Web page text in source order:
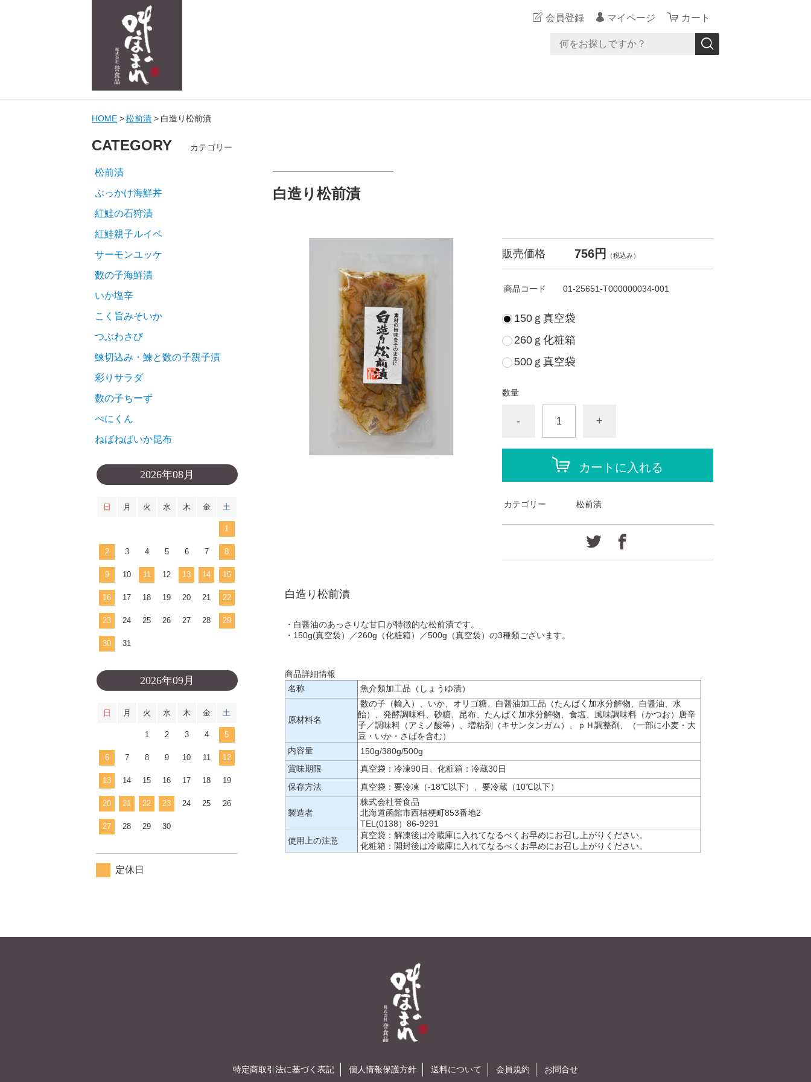
会員登録 マイページ カート
HOME 松前漬 白造り松前漬
白造り松前漬
販売価格 756円 （税込み）
商品コード 01-25651-T000000034-001
150ｇ真空袋
260ｇ化粧箱
500ｇ真空袋
数量
- +
カートに入れる
カテゴリー 松前漬
白造り松前漬
・白醤油のあっさりな甘口が特徴的な松前漬です。
・150g(真空袋）／260g（化粧箱）／500g（真空袋）の3種類ございます。
商品詳細情報
名称
魚介類加工品（しょうゆ漬）
原材料名
数の子（輸入）、いか、オリゴ糖、白醤油加工品（たんぱく加水分解物、白醤油、水
飴）、発酵調味料、砂糖、昆布、たんぱく加水分解物、食塩、風味調味料（かつお）唐辛
子／調味料（アミノ酸等）、増粘剤（キサンタンガム）、ｐＨ調整剤、（一部に小麦・大
豆・いか・さばを含む）
内容量
150g/380g/500g
賞味期限
真空袋：冷凍90日、化粧箱：冷蔵30日
保存方法
真空袋：要冷凍（-18℃以下）、要冷蔵（10℃以下）
製造者
株式会社誉食品
北海道函館市西桔梗町853番地2
TEL(0138）86-9291
使用上の注意
真空袋：解凍後は冷蔵庫に入れてなるべくお早めにお召し上がりください。
化粧箱：開封後は冷蔵庫に入れてなるべくお早めにお召し上がりください。
CATEGORY カテゴリー
松前漬
ぶっかけ海鮮丼
紅鮭の石狩漬
紅鮭親子ルイベ
サーモンユッケ
数の子海鮮漬
いか塩辛
こく旨みそいか
つぶわさび
鰊切込み・鰊と数の子親子漬
彩りサラダ
数の子ちーず
べにくん
ねばねばいか昆布
2026年08月
日 月 火 水 木 金 土
1
2 3 4 5 6 7 8
9 10 11 12 13 14 15
16 17 18 19 20 21 22
23 24 25 26 27 28 29
30 31
2026年09月
日 月 火 水 木 金 土
1 2 3 4 5
6 7 8 9 10 11 12
13 14 15 16 17 18 19
20 21 22 23 24 25 26
27 28 29 30
定休日
特定商取引法に基づく表記 個人情報保護方針 送料について 会員規約 お問合せ